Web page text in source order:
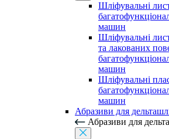
Шліфувальні
машин
Шліфувальні
та лакованих
машин
Шліфувальні
машин
Абразиви для
Абразиви для